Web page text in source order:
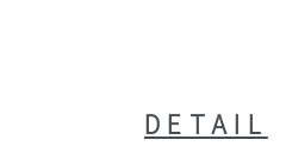
DETAIL